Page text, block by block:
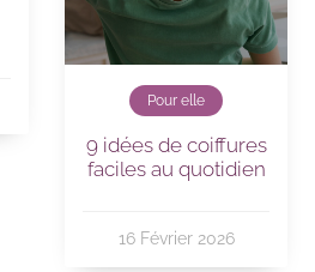
Pour elle
9 idées de coiffures
faciles au quotidien
16 Février 2026